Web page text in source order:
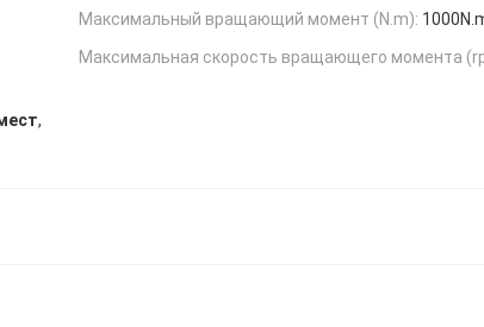
Максимальный вращающий момент (N.m):
Максимальная скорость вращающего момента
,